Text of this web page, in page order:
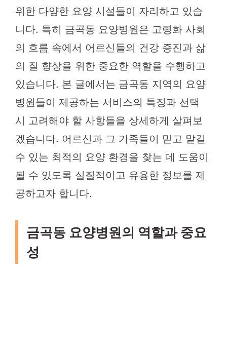
위한 다양한 요양 시설들이 자리하고 있습
니다. 특히 금곡동 요양병원은 고령화 사회
의 흐름 속에서 어르신들의 건강 증진과 삶
의 질 향상을 위한 중요한 역할을 수행하고
있습니다. 본 글에서는 금곡동 지역의 요양
병원들이 제공하는 서비스의 특징과 선택
시 고려해야 할 사항들을 상세하게 살펴보
겠습니다. 어르신과 그 가족들이 믿고 맡길
수 있는 최적의 요양 환경을 찾는 데 도움이
될 수 있도록 실질적이고 유용한 정보를 제
공하고자 합니다.
금곡동 요양병원의 역할과 중요
성